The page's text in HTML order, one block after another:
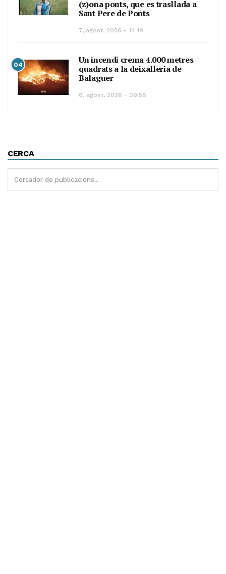
(z)ona ponts, que es trasllada a
Sant Pere de Ponts
7, agost, 2026 - 14:19
04
Un incendi crema 4.000 metres
quadrats a la deixalleria de
Balaguer
6, agost, 2026 - 09:58
CERCA